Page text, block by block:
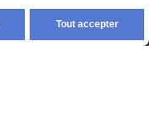
Tout accepter